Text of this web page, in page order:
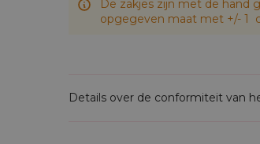
uw bedrijfslogo op de
zakje verpakken. In
De zakjes zijn met de hand
opgegeven maat met +/- 1
Details over de conformiteit van